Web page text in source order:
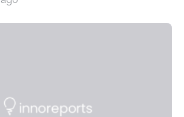
die bemerkenswertesten
Award in Biomedicine ist in